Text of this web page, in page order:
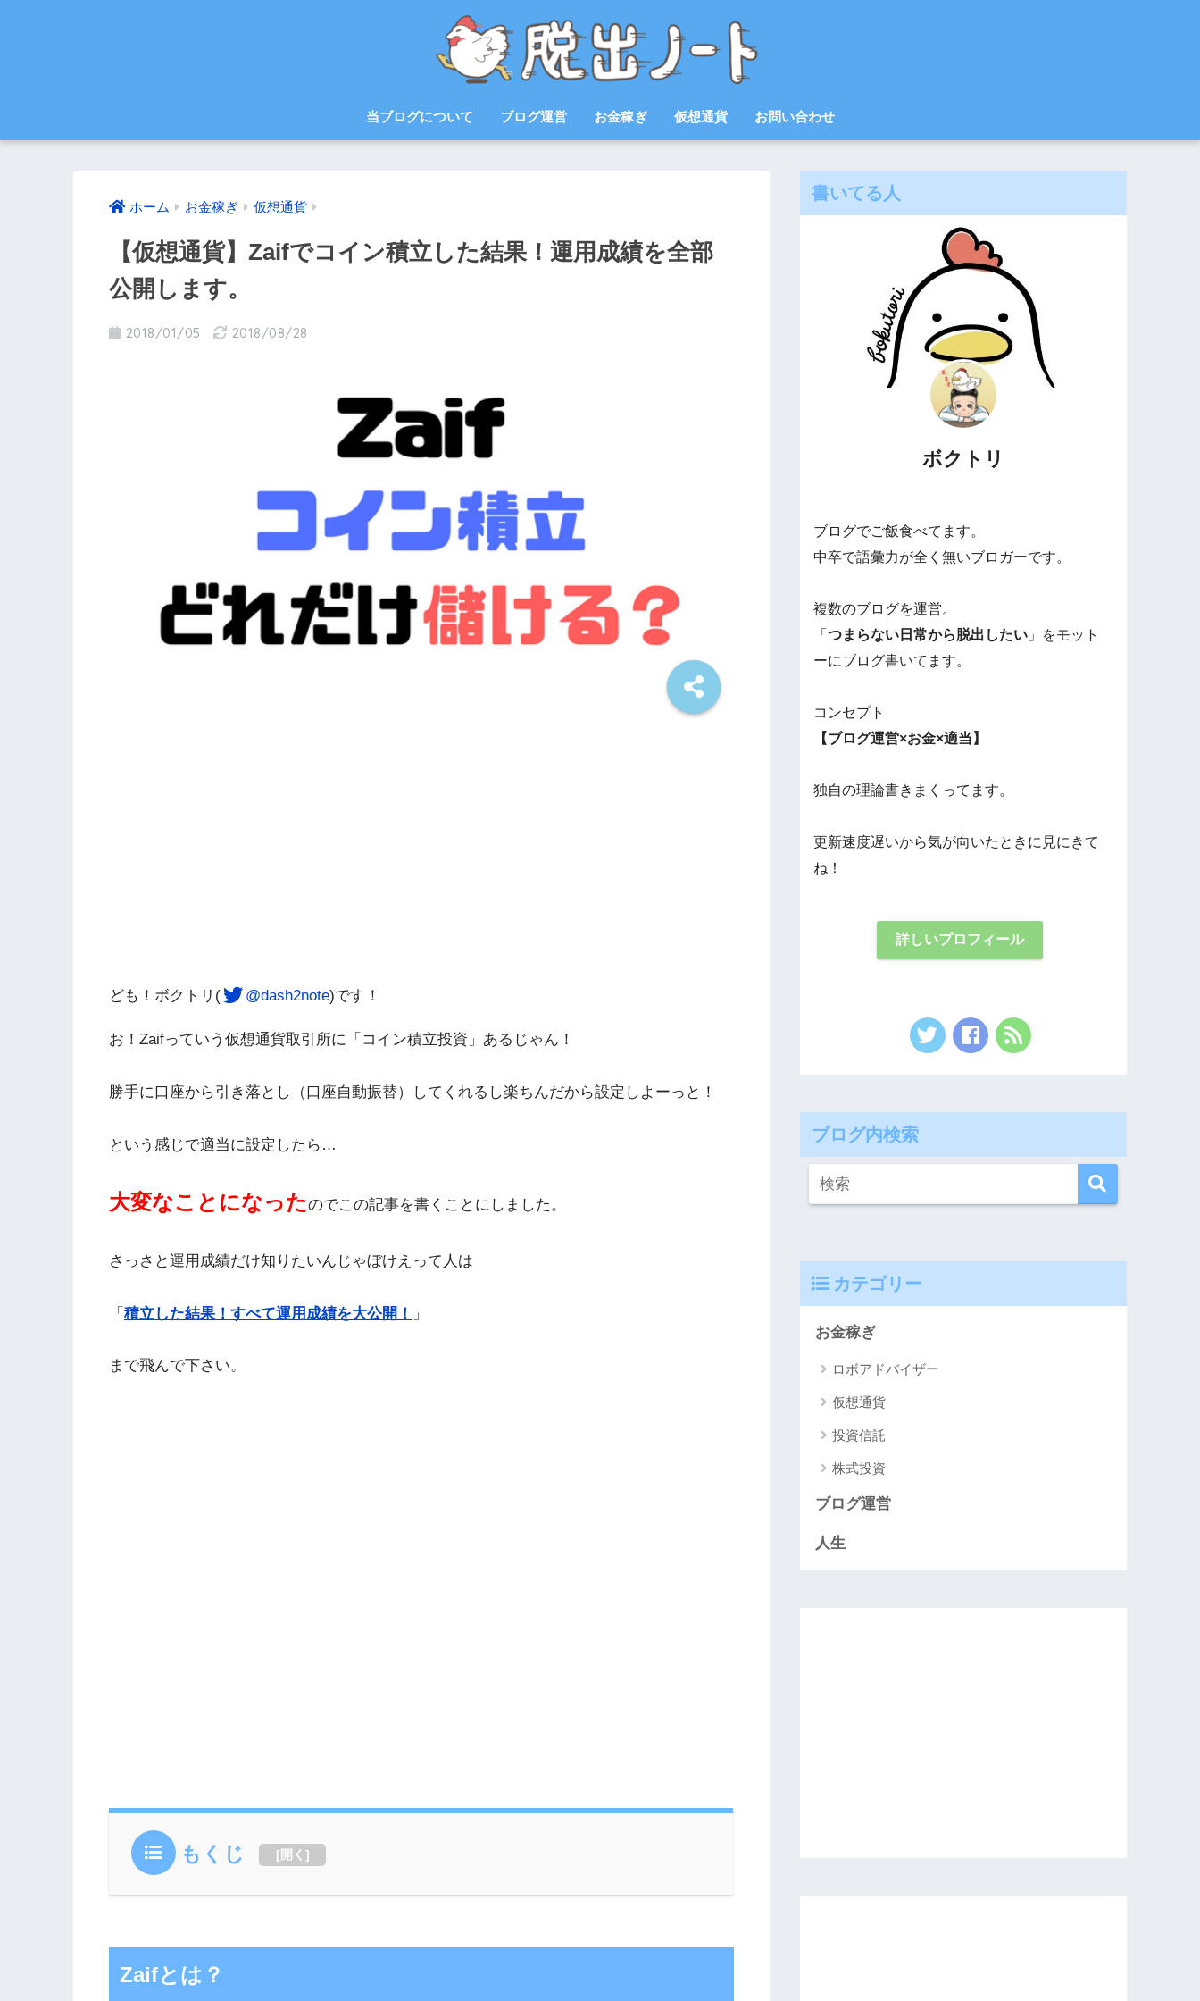
当ブログについて ブログ運営 お金稼ぎ 仮想通貨 お問い合わせ
ホーム お金稼ぎ 仮想通貨
【仮想通貨】Zaifでコイン積立した結果！運用成績を全部
公開します。
2018/01/05 2018/08/28
ども！ボクトリ( @dash2note)です！
お！Zaifっていう仮想通貨取引所に「コイン積立投資」あるじゃん！
勝手に口座から引き落とし（口座自動振替）してくれるし楽ちんだから設定しよーっと！
という感じで適当に設定したら…
大変なことになったのでこの記事を書くことにしました。
さっさと運用成績だけ知りたいんじゃぼけえって人は
「 積立した結果！すべて運用成績を大公開！ 」
まで飛んで下さい。
もくじ [開く ]
Zaifとは？
書いてる人
ボクトリ
ブログでご飯食べてます。
中卒で語彙力が全く無いブロガーです。
複数のブログを運営。
「つまらない日常から脱出したい 」をモット
ーにブログ書いてます。
コンセプト
【ブログ運営×お金×適当】
独自の理論書きまくってます。
更新速度遅いから気が向いたときに見にきて
ね！
詳しいプロフィール
ブログ内検索
カテゴリー
お金稼ぎ
ロボアドバイザー
仮想通貨
投資信託
株式投資
ブログ運営
人生